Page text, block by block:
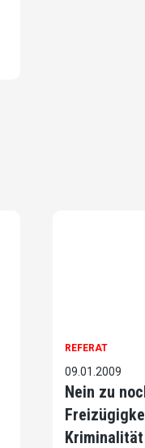
REFERAT
09.01.2009
Nein zu
Kriminalität